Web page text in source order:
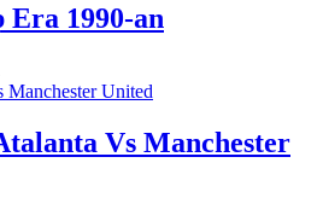
Era 1990-an
United
Vs Manchester